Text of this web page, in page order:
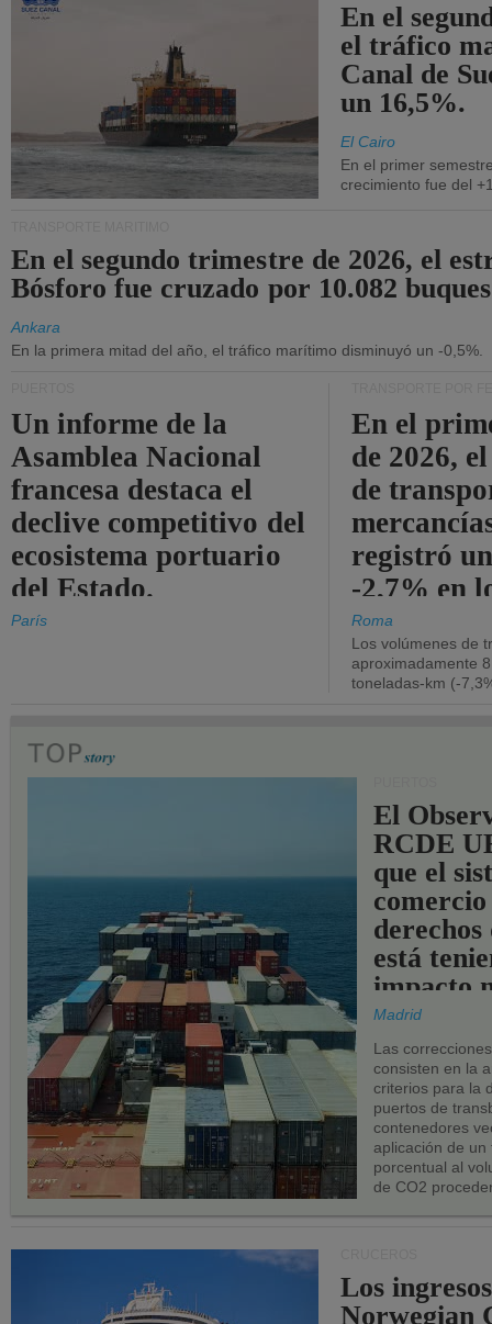
En el
el tráfico
Canal de
un 16,5%.
El Cairo
En el primer
crecimiento fue del
En el segundo trimestre de 2026, el
Bósforo fue cruzado por 10.082
Ankara
En la primera mitad del año, el tráfico marítimo disminuyó un -0,5%.
Un informe de la
Asamblea Nacional
francesa destaca el
declive competitivo del
ecosistema portuario
del Estado.
París
En el
de 2026,
de
registró
-2,7% en
Roma
Los volúmenes de
aproximadamente
toneladas-km (-
El
RCDE
que el
comercio
derechos
está
impacto
los
UE.
Madrid
Las
consisten en la
criterios para la
puertos de
contenedores
aplicación de
porcentual al
de CO2
Los
Norwegian